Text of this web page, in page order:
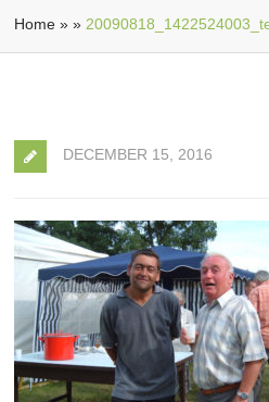
Home »»
DECEMBER 15, 2016